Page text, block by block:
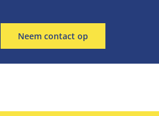
Neem contact op